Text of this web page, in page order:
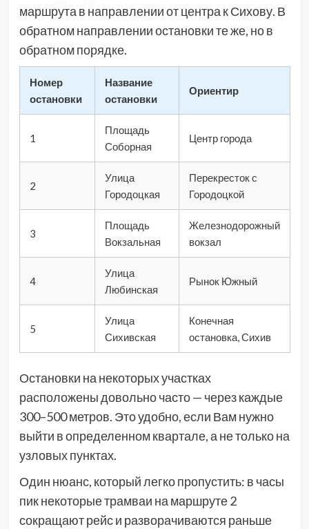
маршрута в направлении от центра к Сихову. В
обратном направлении остановки те же, но в
обратном порядке.
Номер
остановки
Название
остановки
Ориентир
1
Площадь
Соборная
Центр города
2
Улица
Городоцкая
Перекресток с
Городоцкой
3
Площадь
Вокзальная
Железнодорожный
вокзал
4
Улица
Любинская
Рынок Южный
5
Улица
Сихивская
Конечная
остановка, Сихив
Остановки на некоторых участках
расположены довольно часто — через каждые
300–500 метров. Это удобно, если Вам нужно
выйти в определенном квартале, а не только на
узловых пунктах.
Один нюанс, который легко пропустить: в часы
пик некоторые трамваи на маршруте 2
сокращают рейс и разворачиваются раньше